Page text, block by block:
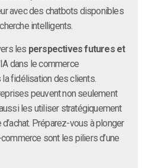
avec des chatbots disponibles
intelligents.
les perspectives futures et
dans le commerce
la fidélisation des clients.
peuvent non seulement
les utiliser stratégiquement
Préparez-vous à plonger
sont les piliers d’une